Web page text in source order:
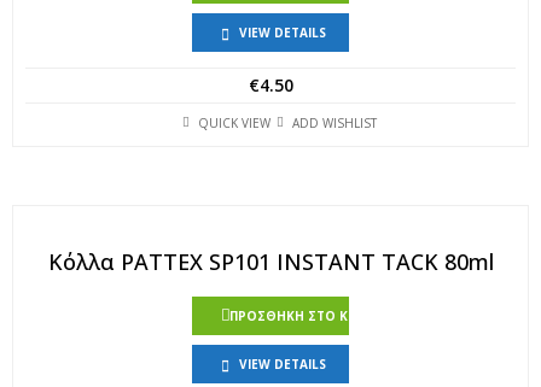
VIEW DETAILS
€4.50
QUICK VIEW ADD WISHLIST
Κόλλα PATTEX SP101 INSTANT TACK 80ml
ΠΡΟΣΘΉΚΗ ΣΤΟ ΚΑΛΆΘΙ
VIEW DETAILS